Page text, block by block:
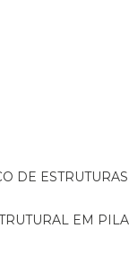
DE ESTRUTURAS
EM